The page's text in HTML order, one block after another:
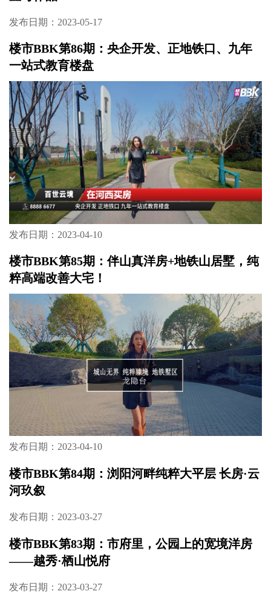
发布日期：2023-05-17
楼市BBK第86期：央企开发、正地铁口、九年
一站式教育楼盘
发布日期：2023-04-10
楼市BBK第85期：伴山真洋房+地铁山居墅，纯
粹高端改善大宅！
发布日期：2023-04-10
楼市BBK第84期：浏阳河畔纯粹大平层 长房·云
河玖叙
发布日期：2023-03-27
楼市BBK第83期：市府里，公园上的宽境洋房
——越秀·栖山悦府
发布日期：2023-03-27